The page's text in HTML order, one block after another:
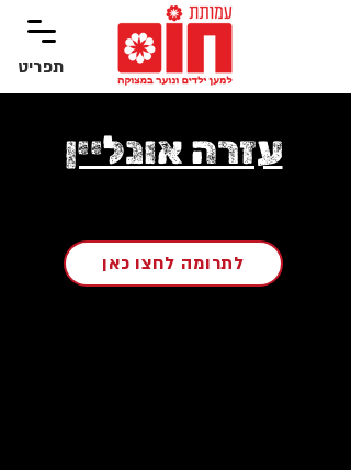
תפריט
עזרה אונליין
לתרומה לחצו כאן